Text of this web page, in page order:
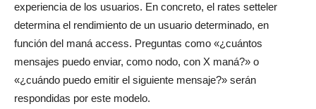
experiencia de los usuarios. En concreto, el rates setteler
determina el rendimiento de un usuario determinado, en
función del maná access. Preguntas como «¿cuántos
mensajes puedo enviar, como nodo, con X maná?» o
«¿cuándo puedo emitir el siguiente mensaje?» serán
respondidas por este modelo.